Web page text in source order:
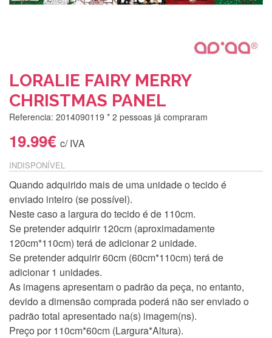
LORALIE FAIRY MERRY
CHRISTMAS PANEL
Referencia: 2014090119 * 2 pessoas já compraram
19.99€ c/ IVA
INDISPONÍVEL
Quando adquirido mais de uma unidade o tecido é
enviado inteiro (se possível).
Neste caso a largura do tecido é de 110cm.
Se pretender adquirir 120cm (aproximadamente
120cm*110cm) terá de adicionar 2 unidade.
Se pretender adquirir 60cm (60cm*110cm) terá de
adicionar 1 unidades.
As imagens apresentam o padrão da peça, no entanto,
devido a dimensão comprada poderá não ser enviado o
padrão total apresentado na(s) imagem(ns).
Preço por 110cm*60cm (Largura*Altura).